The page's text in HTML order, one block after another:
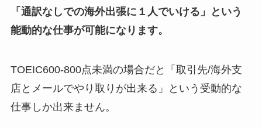
「通訳なしでの海外出張に１人でいける」という
能動的な仕事が可能になります。
TOEIC600-800点未満の場合だと「取引先/海外支
店とメールでやり取りが出来る」という受動的な
仕事しか出来ません。